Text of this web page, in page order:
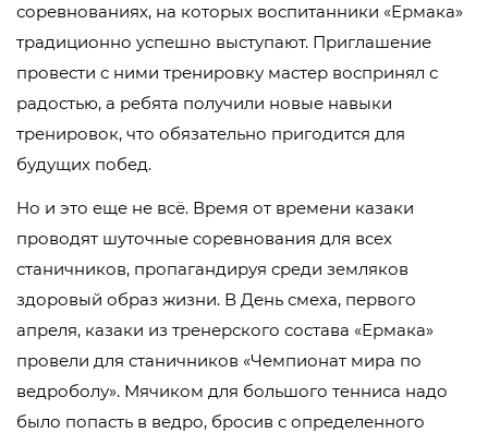
соревнованиях, на которых воспитанники «Ермака»
традиционно успешно выступают. Приглашение
провести с ними тренировку мастер воспринял с
радостью, а ребята получили новые навыки
тренировок, что обязательно пригодится для
будущих побед.
Но и это еще не всё. Время от времени казаки
проводят шуточные соревнования для всех
станичников, пропагандируя среди земляков
здоровый образ жизни. В День смеха, первого
апреля, казаки из тренерского состава «Ермака»
провели для станичников «Чемпионат мира по
ведроболу». Мячиком для большого тенниса надо
было попасть в ведро, бросив с определенного